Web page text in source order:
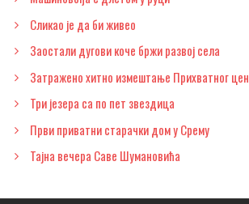
Сликао је да би живео
Заостали дугови коче бржи развој села
Затражено хитно измештање Прихватног
Три језера са по пет звездица
Први приватни старачки дом у Срему
Тајна вечера Саве Шумановића